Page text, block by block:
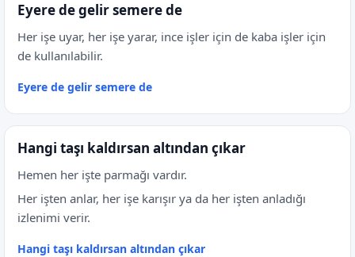
Eyere de gelir semere de
Her işe uyar, her işe yarar, ince işler için de kaba işler için
de kullanılabilir.
Eyere de gelir semere de
Hangi taşı kaldırsan altından çıkar
Hemen her işte parmağı vardır.
Her işten anlar, her işe karışır ya da her işten anladığı
izlenimi verir.
Hangi taşı kaldırsan altından çıkar